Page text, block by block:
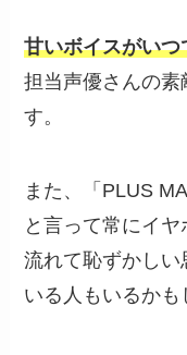
甘いボイスがい
担当声優さんの素
す。
また、「PLUS
と言って常にイ
流れて恥ずかし
いる人もいるかも